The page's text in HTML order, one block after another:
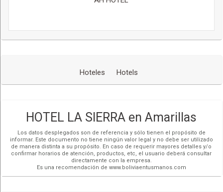
Hoteles Hotels
HOTEL LA SIERRA en Amarillas
Los datos desplegados son de referencia y sólo tienen el propósito de
informar. Este documento no tiene ningún valor legal y no debe ser utilizado
de manera distinta a su propósito. En caso de requerir mayores detalles y/o
confirmar horarios de atención, productos, etc, el usuario deberá consultar
directamente con la empresa.
Es una recomendación de www.boliviaentusmanos.com